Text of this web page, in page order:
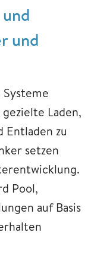
und
Systeme
Laden,
Entladen zu
setzen
Pool,
auf Basis